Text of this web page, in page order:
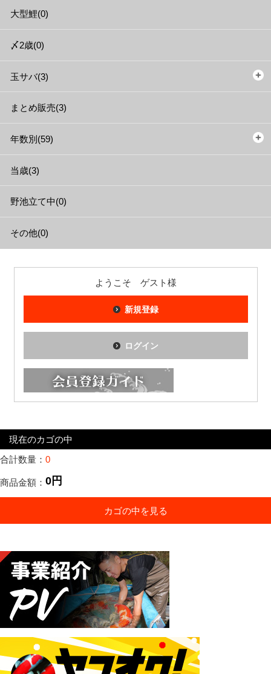
大型鯉(0)
〆2歳(0)
玉サバ(3)
まとめ販売(3)
年数別(59)
当歳(3)
野池立て中(0)
その他(0)
ようこそ ゲスト様
新規登録
ログイン
現在のカゴの中
合計数量： 0
商品金額： 0円
カゴの中を見る